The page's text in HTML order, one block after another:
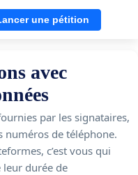
une pétition
avec
par les signataires,
numéros de téléphone.
c’est vous qui
leur durée de